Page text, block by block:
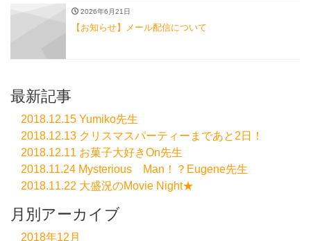
2026年6月21日
【お知らせ】メール配信について
最新記事
2018.12.15 Yumiko先生
2018.12.13 クリスマスパーティーまであと2日！
2018.12.11 お菓子大好きOn先生
2018.11.24 Mysterious Man！？Eugene先生
2018.11.22 大盛況のMovie Night★
月別アーカイブ
2018年12月